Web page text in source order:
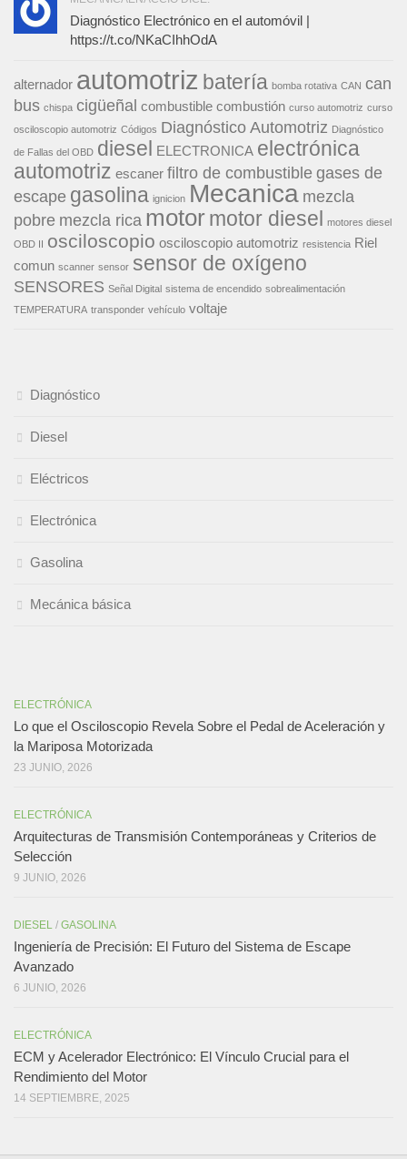
Diagnóstico Electrónico en el automóvil |
https://t.co/NKaCIhhOdA
alternador automotriz batería bomba rotativa CAN can
bus chispa cigüeñal combustible combustión curso automotriz curso
osciloscopio automotriz Códigos Diagnóstico Automotriz Diagnóstico
de Fallas del OBD diesel ELECTRONICA electrónica
automotriz escaner filtro de combustible gases de
escape gasolina ignicion Mecanica mezcla
pobre mezcla rica motormotor diesel
motores diesel
OBD II osciloscopio osciloscopio automotriz resistencia Riel
comun scanner sensor sensor de oxígeno
SENSORES Señal Digital sistema de encendido sobrealimentación
TEMPERATURA transponder vehículo voltaje
Diagnóstico
Diesel
Eléctricos
Electrónica
Gasolina
Mecánica básica
ELECTRÓNICA
Lo que el Osciloscopio Revela Sobre el Pedal de Aceleración y
la Mariposa Motorizada
23 JUNIO, 2026
ELECTRÓNICA
Arquitecturas de Transmisión Contemporáneas y Criterios de
Selección
9 JUNIO, 2026
DIESEL / GASOLINA
Ingeniería de Precisión: El Futuro del Sistema de Escape
Avanzado
6 JUNIO, 2026
ELECTRÓNICA
ECM y Acelerador Electrónico: El Vínculo Crucial para el
Rendimiento del Motor
14 SEPTIEMBRE, 2025